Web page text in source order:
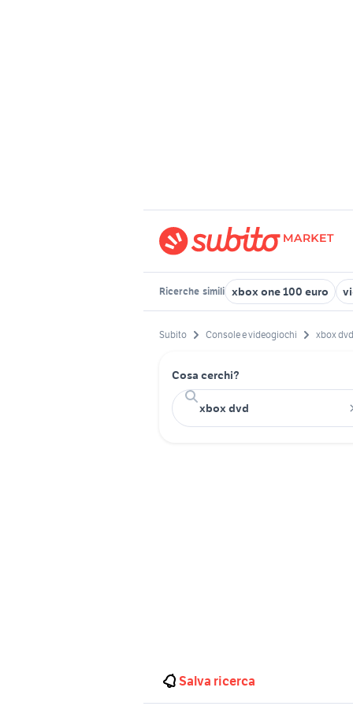
Ricerche simili xbox one 100 euro
Subito Console e videogiochi xbox dvd
Cosa cerchi?
Salva ricerca